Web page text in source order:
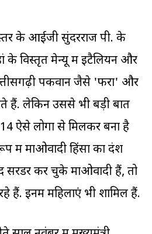
के आईजी सुंदरराज पी. के
के विस्तृत मेन्यू में इटैलियन और
पकवान जैसे 'फरा' और
हैं. लेकिन उससे भी बड़ी बात
ऐसे लोगों से मिलकर बना है
में माओवादी हिंसा का दंश
कर चुके माओवादी हैं, तो
हैं. इनमें महिलाएं भी शामिल हैं.